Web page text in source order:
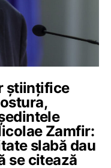
științifice
Zamfir:
slabă dau
se citează